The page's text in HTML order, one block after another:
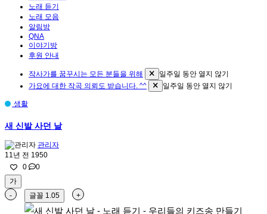
노래 듣기
노래 모음
알림방
QNA
이야기방
후원 안내
작사가를 꿈꾸시는 모든 분들을 위해
일주일 동안 열지 않기
가요에 대한 작곡 의뢰도 받습니다. ^^
일주일 동안 열지 않기
생활
새 신발 사던 날
관리자
11년 전 1950
0
0
가
-
글꼴 1.05 +